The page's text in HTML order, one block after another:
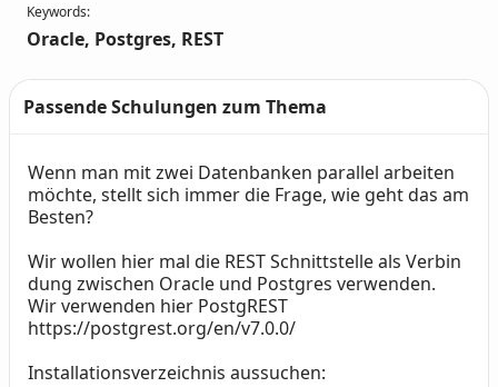
Keywords:
Oracle, Postgres, REST
Passende Schulungen zum Thema
Text
Wenn man mit zwei Datenbanken parallel arbeiten
möchte, stellt sich immer die Frage, wie geht das am
Besten?
Wir wollen hier mal die REST Schnittstelle als Verbin
dung zwischen Oracle und Postgres verwenden.
Wir verwenden hier PostgREST
https://postgrest.org/en/v7.0.0/
Installationsverzeichnis aussuchen: